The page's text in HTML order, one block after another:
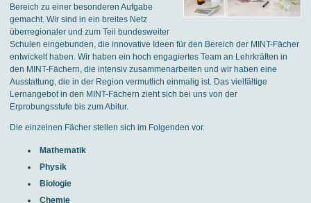
Bereich zu einer besonderen Aufgabe
gemacht. Wir sind in ein breites Netz
überregionaler und zum Teil bundesweiter
Schulen eingebunden, die innovative Ideen für den Bereich der MINT-Fächer
entwickelt haben. Wir haben ein hoch engagiertes Team an Lehrkräften in
den MINT-Fächern, die intensiv zusammenarbeiten und wir haben eine
Ausstattung, die in der Region vermutlich einmalig ist. Das vielfältige
Lernangebot in den MINT-Fächern zieht sich bei uns von der
Erprobungsstufe bis zum Abitur.
Die einzelnen Fächer stellen sich im Folgenden vor.
Mathematik
Physik
Biologie
Chemie